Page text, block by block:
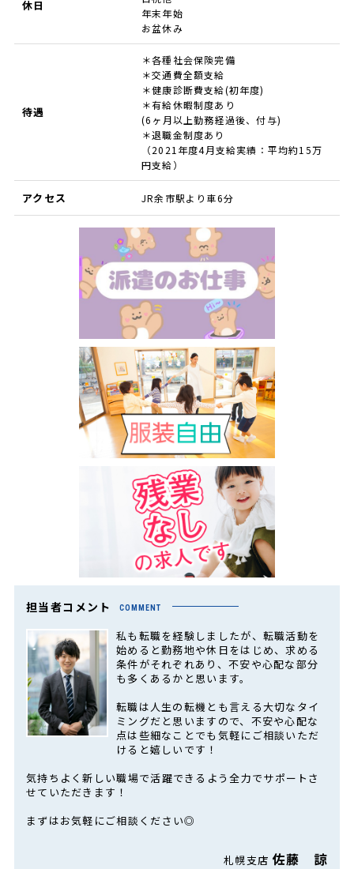
休日
年末年始
お盆休み
待遇
＊各種社会保険完備
＊交通費全額支給
＊健康診断費支給(初年度)
＊有給休暇制度あり
(6ヶ月以上勤務経過後、付与)
＊退職金制度あり
（2021年度4月支給実績：平均約15万
円支給）
アクセス JR余市駅より車6分
担当者コメント COMMENT
私も転職を経験しましたが、転職活動を
始めると勤務地や休日をはじめ、求める
条件がそれぞれあり、不安や心配な部分
も多くあるかと思います。
転職は人生の転機とも言える大切なタイ
ミングだと思いますので、不安や心配な
点は些細なことでも気軽にご相談いただ
けると嬉しいです！
気持ちよく新しい職場で活躍できるよう全力でサポートさ
せていただきます！
まずはお気軽にご相談ください◎
札幌支店 佐藤 諒